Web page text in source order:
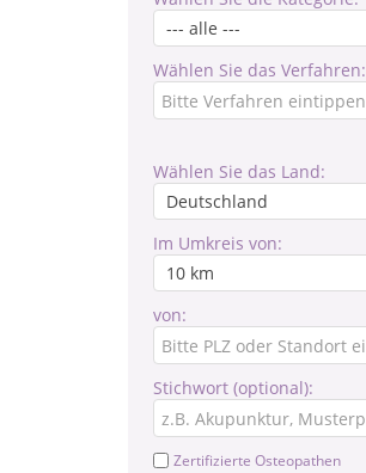
Wählen Sie das Verfahren:
Wählen Sie das Land:
Im Umkreis von:
von:
Stichwort (optional):
Zertifizierte Osteopathen